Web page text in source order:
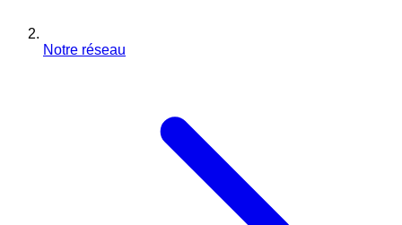
Notre réseau